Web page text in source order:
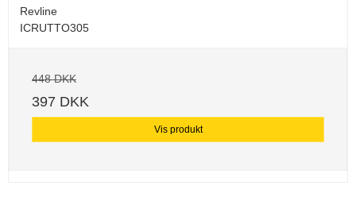
Revline
ICRUTTO305
448 DKK
397 DKK
Vis produkt